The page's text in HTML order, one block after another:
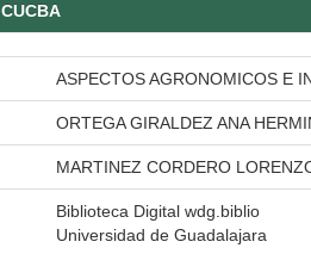
CUCBA
ASPECTOS AGRONOMICOS E
ORTEGA GIRALDEZ ANA
MARTINEZ CORDERO
Biblioteca Digital wdg.biblio
Universidad de Guadalajara